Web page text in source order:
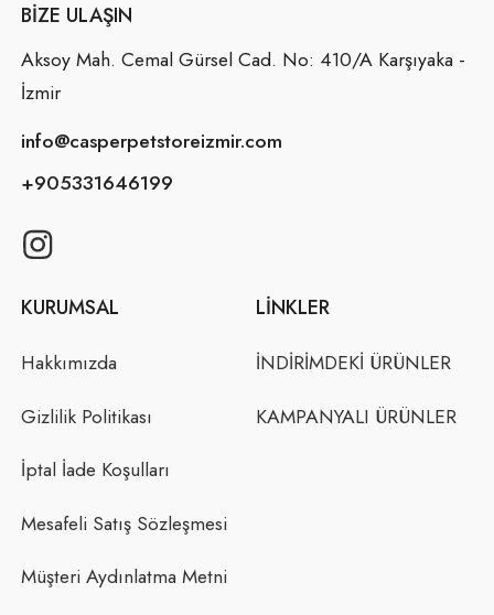
BIZE ULAŞIN
Aksoy Mah. Cemal Gürsel Cad. No: 410/A Karşıyaka -
İzmir
info@casperpetstoreizmir.com
+905331646199
KURUMSAL
Hakkımızda
Gizlilik Politikası
İptal İade Koşulları
Mesafeli Satış Sözleşmesi
Müşteri Aydınlatma Metni
LINKLER
İNDİRİMDEKİ ÜRÜNLER
KAMPANYALI ÜRÜNLER